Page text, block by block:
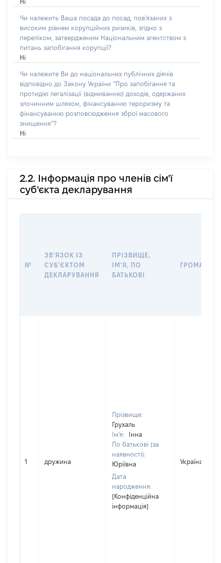
Ні
Чи належить Ваша посада до посад, пов'язаних з
високим рівнем корупційних ризиків, згідно з
переліком, затвердженим Національним агентством з
питань запобігання корупції?
Ні
Чи належите Ви до національних публічних діячів
відповідно до Закону України “Про запобігання та
протидію легалізації (відмиванню) доходів, одержаних
злочинним шляхом, фінансуванню тероризму та
фінансуванню розповсюдження зброї масового
знищення”?
Ні
2.2. Інформація про членів сім'ї
суб'єкта декларування
№
ЗВ'ЯЗОК ІЗ
СУБ'ЄКТОМ
ДЕКЛАРУВАННЯ
ПРІЗВИЩЕ,
ІМ'Я, ПО
БАТЬКОВІ
1 дружина
Прізвище:
Грухаль
Ім'я:
Інна
По батькові (за
наявності):
Юріївна
Дата
народження:
[Конфіденційна
інформація]
Україна